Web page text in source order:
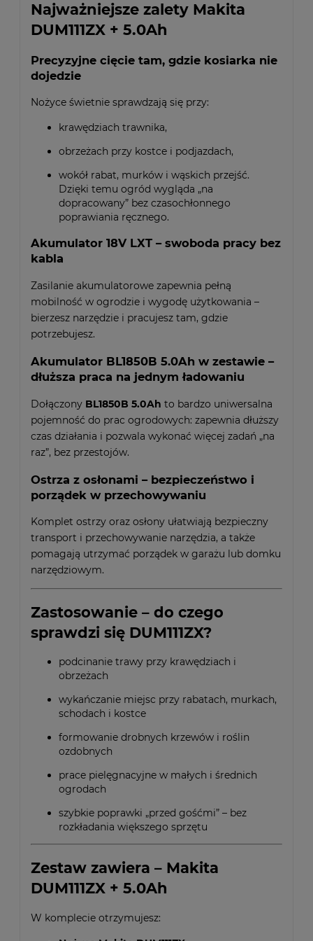
Najważniejsze zalety Makita
DUM111ZX + 5.0Ah
Precyzyjne cięcie tam, gdzie kosiarka nie
dojedzie
Nożyce świetnie sprawdzają się przy:
krawędziach trawnika,
obrzeżach przy kostce i podjazdach,
wokół rabat, murków i wąskich przejść.
Dzięki temu ogród wygląda „na
dopracowany” bez czasochłonnego
poprawiania ręcznego.
Akumulator 18V LXT – swoboda pracy bez
kabla
Zasilanie akumulatorowe zapewnia pełną
mobilność w ogrodzie i wygodę użytkowania –
bierzesz narzędzie i pracujesz tam, gdzie
potrzebujesz.
Akumulator BL1850B 5.0Ah w zestawie –
dłuższa praca na jednym ładowaniu
Dołączony BL1850B 5.0Ah to bardzo uniwersalna
pojemność do prac ogrodowych: zapewnia dłuższy
czas działania i pozwala wykonać więcej zadań „na
raz”, bez przestojów.
Ostrza z osłonami – bezpieczeństwo i
porządek w przechowywaniu
Komplet ostrzy oraz osłony ułatwiają bezpieczny
transport i przechowywanie narzędzia, a także
pomagają utrzymać porządek w garażu lub domku
narzędziowym.
Zastosowanie – do czego
sprawdzi się DUM111ZX?
podcinanie trawy przy krawędziach i
obrzeżach
wykańczanie miejsc przy rabatach, murkach,
schodach i kostce
formowanie drobnych krzewów i roślin
ozdobnych
prace pielęgnacyjne w małych i średnich
ogrodach
szybkie poprawki „przed gośćmi” – bez
rozkładania większego sprzętu
Zestaw zawiera – Makita
DUM111ZX + 5.0Ah
W komplecie otrzymujesz: